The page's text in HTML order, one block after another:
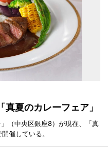
夏のカレーフェア」
（中央区銀座8）が現在、「真
催している。